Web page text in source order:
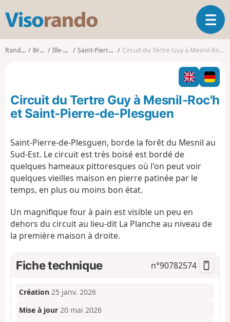
s
o
o
O
u
v
i
r
l
a
i
Randonnées Bretagne Ille-et-Vilaine Saint-Pierre-de-Plesguen Circuit du Tertre Guy à Mesnil-Roc'h et Saint-Pierre-de-Plesguen
Circuit du Tertre Guy à Mesnil-Roc'h
et Saint-Pierre-de-Plesguen
Saint-Pierre-de-Plesguen, borde la forêt du Mesnil au
Sud-Est. Le circuit est très boisé est bordé de
quelques hameaux pittoresques où l'on peut voir
quelques vieilles maison en pierre patinée par le
temps, en plus ou moins bon état.
Un magnifique four à pain est visible un peu en
dehors du circuit au lieu-dit La Planche au niveau de
la première maison à droite.
Fiche technique n°90782574
Création 25 janv. 2026
Mise à jour 20 mai 2026